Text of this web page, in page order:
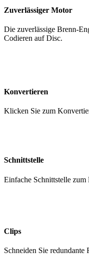
Zuverlässiger Motor
Die zuverlässige Brenn-
Codieren auf Disc.
Konvertieren
Klicken Sie zum
Schnittstelle
Einfache Schnittstelle
Clips
Schneiden Sie redundante